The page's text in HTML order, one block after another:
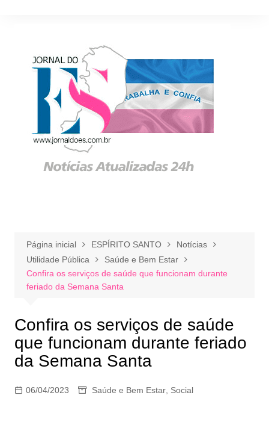
Página inicial ESPÍRITO SANTO
Notícias
Utilidade Pública
Saúde e Bem Estar
Confira os serviços de saúde que funcionam durante
feriado da Semana Santa
Confira os serviços de saúde
que funcionam durante feriado
da Semana Santa
06/04/2023 Saúde e Bem Estar, Social